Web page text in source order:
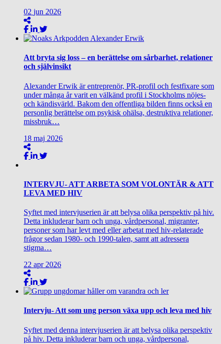
02 jun 2026
Att bryta sig loss – en berättelse om sårbarhet, relationer
och självinsikt
Alexander Erwik är entreprenör, PR-profil och festfixare som
under många år varit en välkänd profil i Stockholms nöjes-
och kändisvärld. Bakom den offentliga bilden finns också en
personlig berättelse om psykisk ohälsa, destruktiva relationer,
missbruk…
18 maj 2026
INTERVJU- ATT ARBETA SOM VOLONTÄR & ATT
LEVA MED HIV
Syftet med intervjuserien är att belysa olika perspektiv på hiv.
Detta inkluderar barn och unga, vårdpersonal, migranter,
personer som har levt med eller arbetat med hiv-relaterade
frågor sedan 1980- och 1990-talen, samt att adressera
stigma…
22 apr 2026
Intervju- Att som ung person växa upp och leva med hiv
Syftet med denna intervjuserien är att belysa olika perspektiv
på hiv. Detta inkluderar barn och unga, vårdpersonal,